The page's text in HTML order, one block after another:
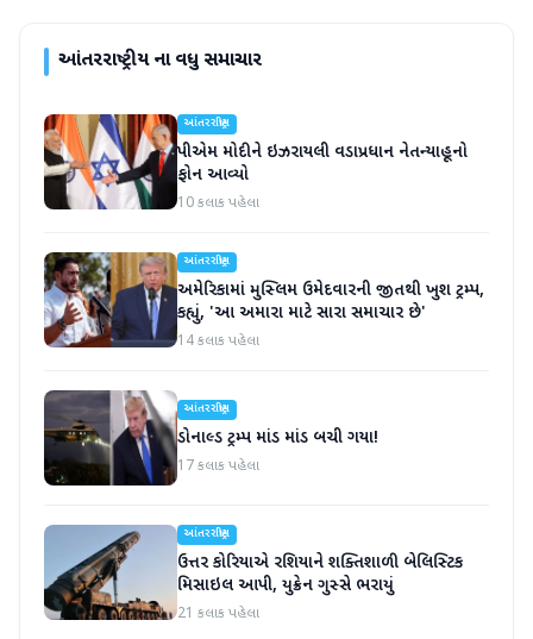
આંતરરાષ્ટ્રીયના વધુ સમાચાર
આંતરરાષ્ટ્રીય
પીએમ મોદીને ઇઝરાયલી વડાપ્રધાન નેતન્યાહૂનો
ફોન આવ્યો
10 કલાક પહેલા
આંતરરાષ્ટ્રીય
અમેરિકામાં મુસ્લિમ ઉમેદવારની જીતથી ખુશ ટ્રમ્પ,
કહ્યું, 'આ અમારા માટે સારા સમાચાર છે'
14 કલાક પહેલા
આંતરરાષ્ટ્રીય
ડોનાલ્ડ ટ્રમ્પ માંડ માંડ બચી ગયા!
17 કલાક પહેલા
આંતરરાષ્ટ્રીય
ઉત્તર કોરિયાએ રશિયાને શક્તિશાળી બેલિસ્ટિક
મિસાઇલ આપી, યુક્રેન ગુસ્સે ભરાયું
21 કલાક પહેલા